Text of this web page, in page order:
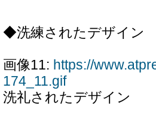
◆洗練されたデザイン
画像11: https://
174_11.gif
洗礼されたデザイン